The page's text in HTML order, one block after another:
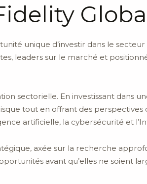
unique d’investir dans le
leaders sur le marché et
sectorielle. En investissant dans
tout en offrant des perspectives
artificielle, la cybersécurité et
axée sur la recherche
avant qu’elles ne soient